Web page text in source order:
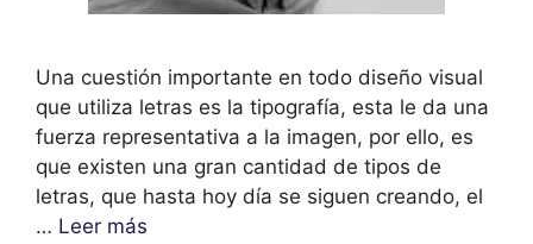
Una cuestión importante en todo diseño visual
que utiliza letras es la tipografía, esta le da una
fuerza representativa a la imagen, por ello, es
que existen una gran cantidad de tipos de
letras, que hasta hoy día se siguen creando, el
… Leer más